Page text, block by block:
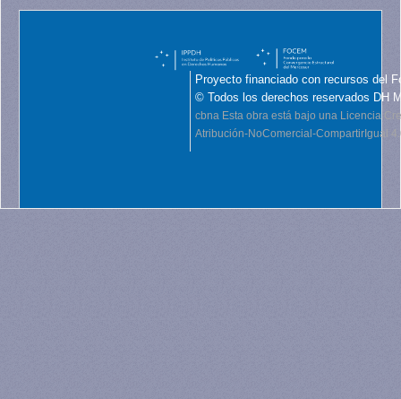
Proyecto financiado con recursos del
© Todos los derechos reservados DH
cbna Esta obra está bajo una Licencia
Atribución-NoComercial-CompartirIgual